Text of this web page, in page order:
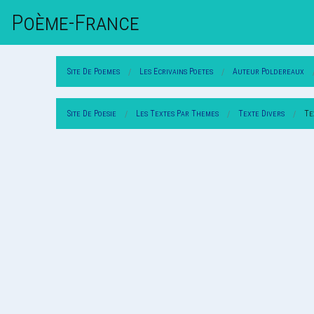
Poème-FrAnce
Site De Poemes Les Ecrivains Poetes Auteur Poldereaux
Site De Poesie Les Textes Par Themes Texte Divers